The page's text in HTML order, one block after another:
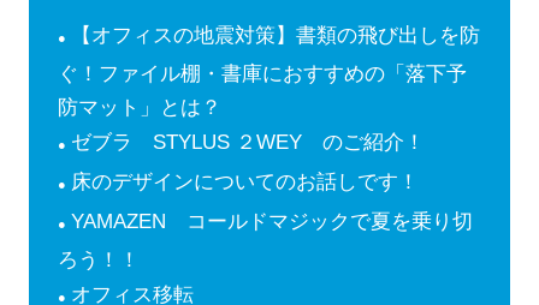
【オフィスの地震対策】書類の飛び出しを防
ぐ！ファイル棚・書庫におすすめの「落下予
防マット」とは？
ゼブラ STYLUS ２WEY のご紹介！
床のデザインについてのお話しです！
YAMAZEN コールドマジックで夏を乗り切
ろう！！
オフィス移転